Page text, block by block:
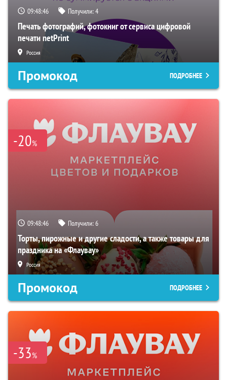
09:48:45 Получили:4
Печать фотографий, фотокниг от сервиса цифровой
печати netPrint
Россия
Промокод ПОДРОБНЕЕ
-20%
09:48:45 Получили:6
Торты, пирожные и другие сладости, а также товары для
праздника на «Флаувау»
Россия
Промокод ПОДРОБНЕЕ
-33%